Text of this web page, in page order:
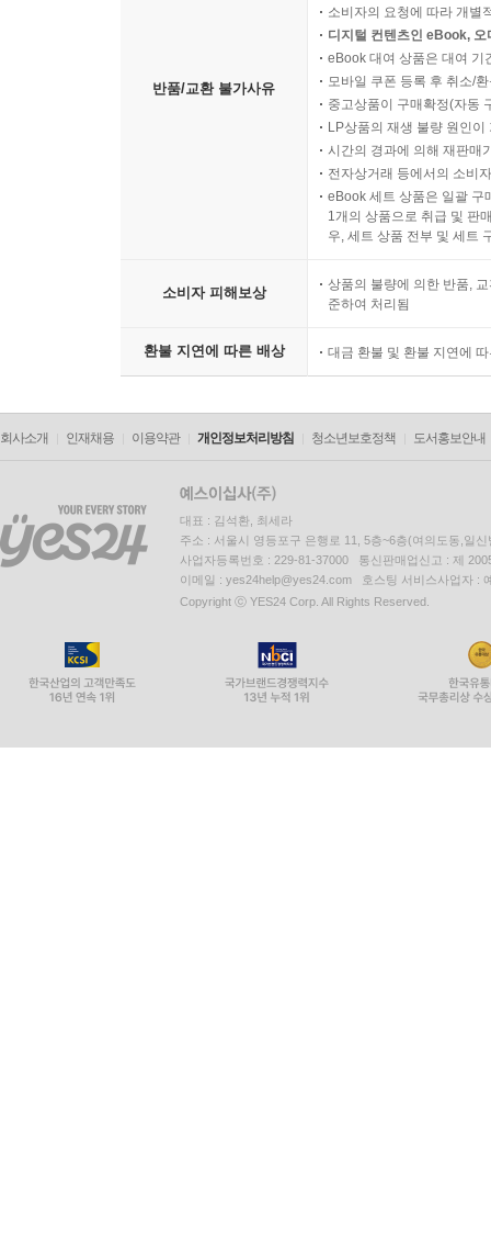
반품/교환 불가사유
소비자의 요청에 따라 개별
디지털 컨텐츠인 eBook,
eBook 대여 상품은 대여 기
모바일 쿠폰 등록 후 취소/
중고상품이 구매확정(자동
LP상품의 재생 불량 원인
시간의 경과에 의해 재판매
전자상거래 등에서의 소비
eBook 세트 상품은 일괄 구
1개의 상품으로 취급 및 판
우, 세트 상품 전부 및 세트
소비자 피해보상
상품의 불량에 의한 반품,
준하여 처리됨
환불 지연에 따른 배상 대금 환불 및 환불 지연에
회사소개 인재채용 이용약관 개인정보처리방침 청소년보호정책 도서홍보안내
대표 : 김석환, 최세라
주소 : 서울시 영등포구 은행로 11, 5층~6층(여의도동,일신
사업자등록번호 : 229-81-37000 통신판매업신고 : 제
이메일 : yes24help@yes24.com 호스팅 서비스사업자 :
Copyright ⓒ YES24 Corp. All Rights Reserved.